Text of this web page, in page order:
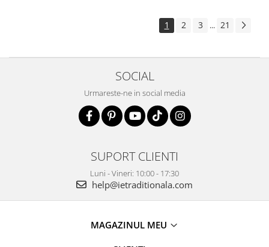
1 2 3 ... 21
SOCIAL
Urmareste-ne in social media
SUPORT CLIENTI
Luni - Vineri: 10:00 - 17:30
help@ietraditionala.com
MAGAZINUL MEU